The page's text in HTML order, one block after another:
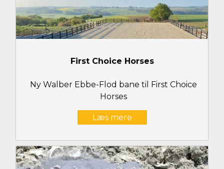
First Choice Horses
Ny Walber Ebbe-Flod bane til First Choice
Horses
Læs mere